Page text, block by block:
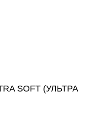
SOFT (УЛЬТРА